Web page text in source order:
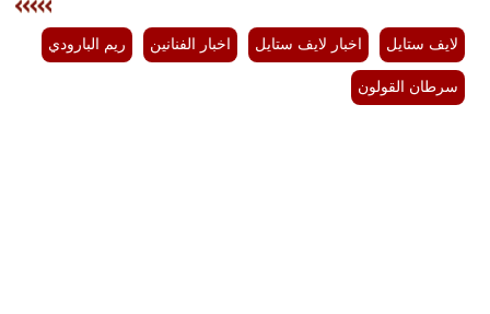
لايف ستايل اخبار لايف ستايل اخبار الفنانين ريم البارودي
سرطان القولون